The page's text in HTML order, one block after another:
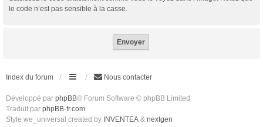
le code n’est pas sensible à la casse.
Index du forum Nous contacter
Développé par phpBB® Forum Software © phpBB Limited
Traduit par phpBB-fr.com
Style we_universal created by INVENTEA & nextgen